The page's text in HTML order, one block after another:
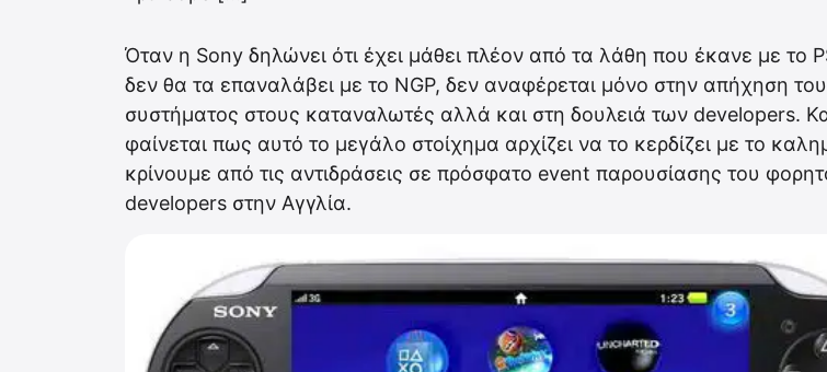
Όταν η Sony δηλώνει ότι έχει μάθει πλέον από τα λάθη που έκανε με το
δεν θα τα επαναλάβει με το ΝGP, δεν αναφέρεται μόνο στην απήχηση του
συστήματος στους καταναλωτές αλλά και στη δουλειά των developers.
φαίνεται πως αυτό το μεγάλο στοίχημα αρχίζει να το κερδίζει με το
κρίνουμε από τις αντιδράσεις σε πρόσφατο event παρουσίασης του
developers στην Αγγλία.